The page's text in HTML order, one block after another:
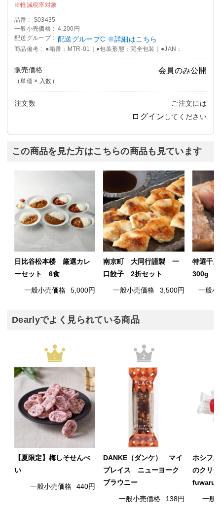
軽減税率対象
品番
S03435
一般小売価格
4,200円
配送グループ
配送グループC ※詳細はこちら
商品備考 ●箱番：MTR-01｜●包装形態：完全包装｜●JAN：
販売価格
（単価 × 入数）
会員のみ公開
注文数 ご注文には
ログイン してください
この商品を見た方はこちらの商品も見ています
日比谷松本楼 厳選カレ
ーセット 6食
一般小売価格 5,000円
南京町 大同行謹製 一
口餃子 2折セット
一般小売価格 3,500円
特選千
300g
一般小
Dearlyでよく見られている商品
1
【夏限定】梅しそせんべ
い
一般小売価格 440円
2
DANKE（ダンケ） マイ
プレイス ニューヨーク
ブラウニー
一般小売価格 138円
ホシフ
のクリ
fuwaru
一般